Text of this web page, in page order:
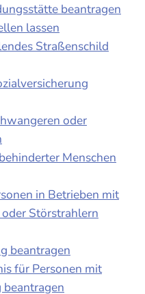
beantragen
lassen
Straßenschild
oder
Menschen
in Betrieben mit
Störstrahlern
beantragen
für Personen mit